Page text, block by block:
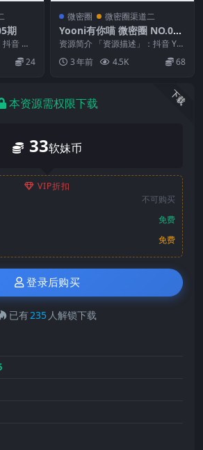
期
音 猪
24
微密圈 微密圈渠道二
Yooni有你喵 微密圈 NO.014
期
资源简介 「资源描述」：抖音 Yoo
ni有你喵 微密圈 NO.014期 【15
P... 3 年前 4.5K 68
下载
本资源需权限下载
33软妹币
VIP折扣
不可购买
免费
免费
登录后购买
已有235 人解锁下载